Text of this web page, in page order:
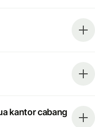
kantor cabang